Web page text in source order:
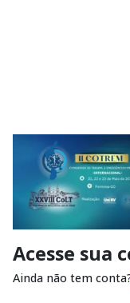
Acesse sua
Ainda não tem